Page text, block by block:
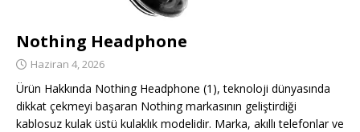
Nothing Headphone
Haziran 4, 2026
Ürün Hakkında Nothing Headphone (1), teknoloji dünyasında
dikkat çekmeyi başaran Nothing markasının geliştirdiği
kablosuz kulak üstü kulaklık modelidir. Marka, akıllı telefonlar ve